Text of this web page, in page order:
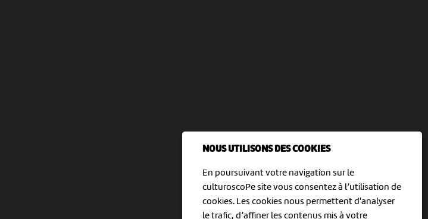
NOUS UTILISONS DES COOKIES
En poursuivant votre navigation sur le
culturoscoPe site vous consentez à l’utilisation de
cookies. Les cookies nous permettent d'analyser
le trafic, d’affiner les contenus mis à votre